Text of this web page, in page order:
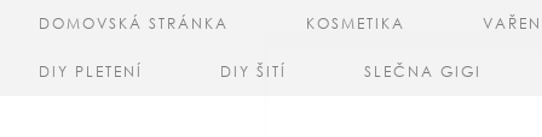
DOMOVSKÁ STRÁNKA KOSMETIKA
DIY PLETENÍ DIY ŠITÍ SLEČNA GIGI